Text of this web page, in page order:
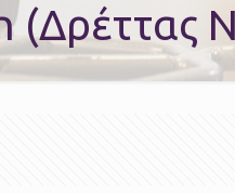
(Δρέττας